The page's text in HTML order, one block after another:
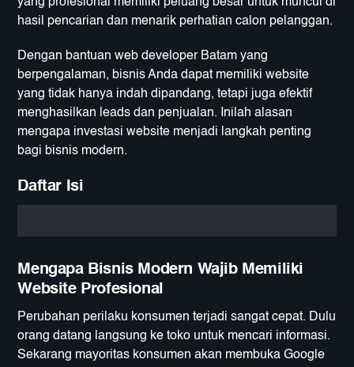
hasil pencarian dan menarik perhatian calon pelanggan.
Dengan bantuan web developer Batam yang
berpengalaman, bisnis Anda dapat memiliki website
yang tidak hanya indah dipandang, tetapi juga efektif
menghasilkan leads dan penjualan. Inilah alasan
mengapa investasi website menjadi langkah penting
bagi bisnis modern.
Daftar Isi
Mengapa Bisnis Modern Wajib Memiliki
Website Profesional
Perubahan perilaku konsumen terjadi sangat cepat. Dulu
orang datang langsung ke toko untuk mencari informasi.
Sekarang mayoritas konsumen akan membuka Google